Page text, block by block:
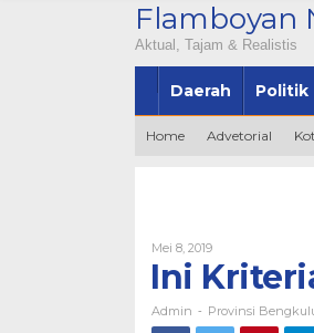
Flamboyan
Aktual, Tajam & Realistis
Daerah Politik
Home Advetorial
Mei 8, 2019Oleh
Admin
Ini
Admin - Provinsi